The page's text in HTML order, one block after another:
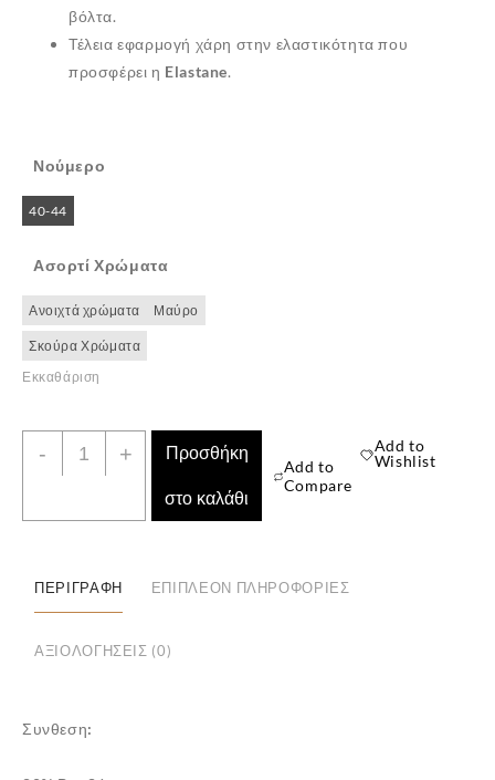
βόλτα.
Τέλεια εφαρμογή χάρη στην ελαστικότητα που
προσφέρει η Elastane.
Νούμερο
40-44
Ασορτί Χρώματα
Ανοιχτά χρώματα Μαύρο
Σκούρα Χρώματα
Εκκαθάριση
-
Ανδρική
Ημίκοντη
''Dundar''
Ζευγάρια
ποσότητα
+ Προσθήκη
στο καλάθι
Add to
Compare
Add to
Wishlist
ΠΕΡΙΓΡΑΦΉ ΕΠΙΠΛΈΟΝ ΠΛΗΡΟΦΟΡΊΕΣ
ΑΞΙΟΛΟΓΉΣΕΙΣ (0)
Συνθεση: